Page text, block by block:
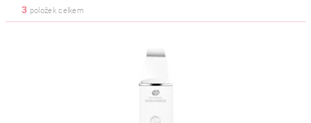
3 položek celkem